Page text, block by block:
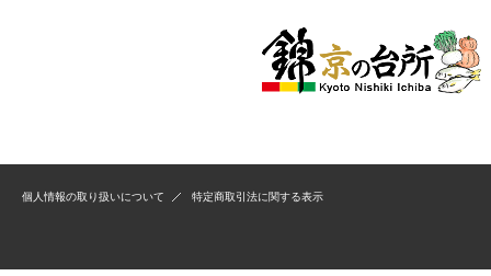
個人情報の取り扱いについて 特定商取引法に関する表示